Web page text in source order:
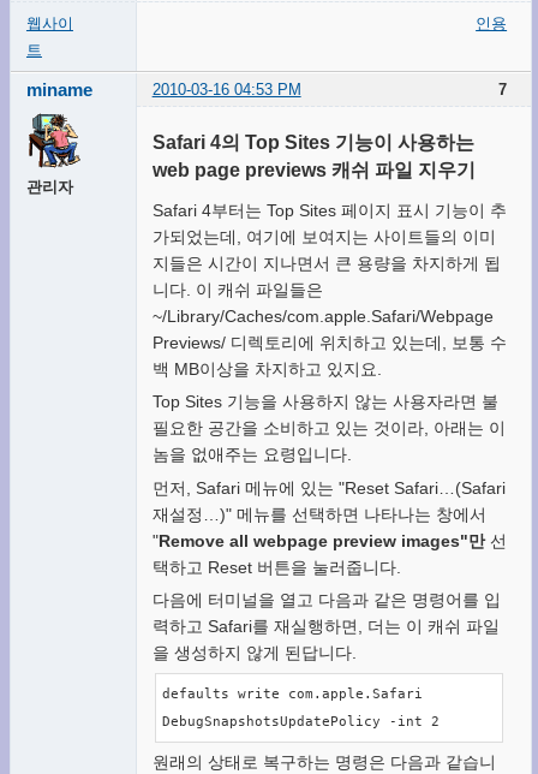
웹사이
트
인용
7
miname 2010-03-16 04:53 PM
관리자
Safari 4의 Top Sites 기능이 사용하는
web page previews 캐쉬 파일 지우기
Safari 4부터는 Top Sites 페이지 표시 기능이 추
가되었는데, 여기에 보여지는 사이트들의 이미
지들은 시간이 지나면서 큰 용량을 차지하게 됩
니다. 이 캐쉬 파일들은
~/Library/Caches/com.apple.Safari/Webpage
Previews/ 디렉토리에 위치하고 있는데, 보통 수
백 MB이상을 차지하고 있지요.
Top Sites 기능을 사용하지 않는 사용자라면 불
필요한 공간을 소비하고 있는 것이라, 아래는 이
놈을 없애주는 요령입니다.
먼저, Safari 메뉴에 있는 "Reset Safari…(Safari
재설정…)" 메뉴를 선택하면 나타나는 창에서
"Remove all webpage preview images"만선
택하고 Reset 버튼을 눌러줍니다.
다음에 터미널을 열고 다음과 같은 명령어를 입
력하고 Safari를 재실행하면, 더는 이 캐쉬 파일
을 생성하지 않게 된답니다.
defaults write com.apple.Safari
DebugSnapshotsUpdatePolicy -int 2
원래의 상태로 복구하는 명령은 다음과 같습니